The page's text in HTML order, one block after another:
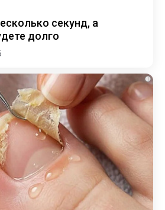
секунд, а
долго
i